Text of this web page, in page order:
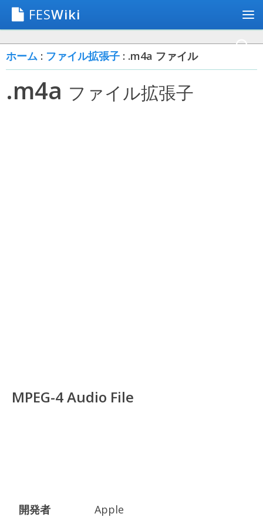
FESWiki
ホーム : ファイル拡張子 : .m4a ファイル
.m4a ファイル拡張子
MPEG-4 Audio File
開発者
Apple